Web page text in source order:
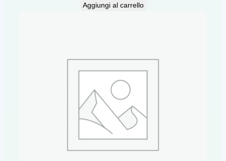
Aggiungi al carrello